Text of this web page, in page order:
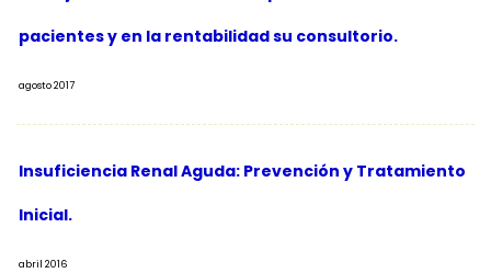
pacientes y en la rentabilidad su consultorio.
agosto 2017
Insuficiencia Renal Aguda: Prevención y Tratamiento
Inicial.
abril 2016